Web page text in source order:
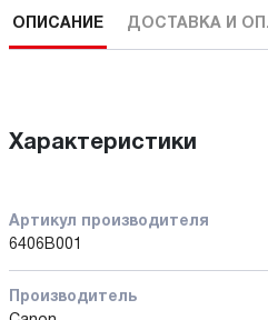
ОПИСАНИЕ ДОСТАВКА И
Характеристики
Артикул производителя
6406B001
Производитель